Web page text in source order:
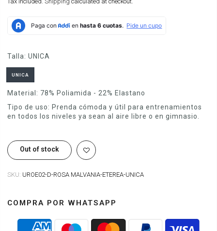
Talla: UNICA
UNICA
Material: 78% Poliamida - 22% Elastano
Tipo de uso: Prenda cómoda y útil para entrenamientos
en todos los niveles ya sean al aire libre o en gimnasio.
Out of stock
SKU: UROE02-D-ROSA MALVANIA-ETEREA-UNICA
COMPRA POR WHATSAPP